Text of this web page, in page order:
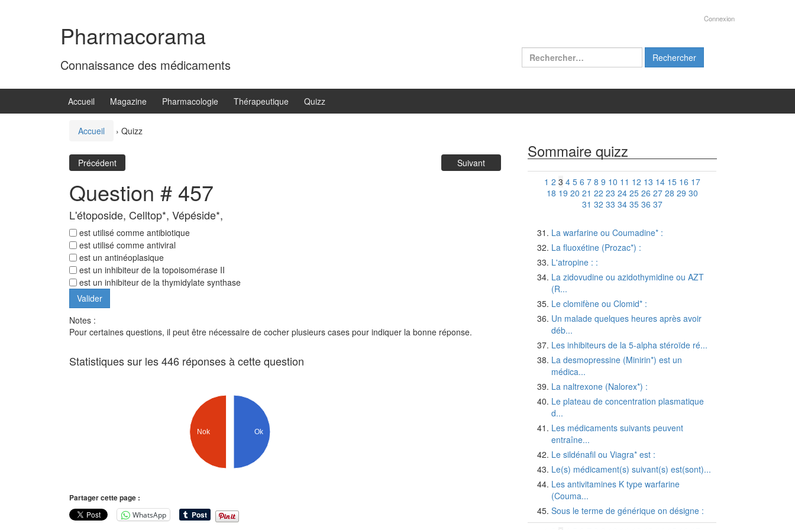
Pharmacorama
Connaissance des médicaments
Connexion
Rechercher :
Accueil Magazine Pharmacologie Thérapeutique Quizz
Accueil › Quizz
Précédent Suivant
Question # 457
L'étoposide, Celltop*, Vépéside*,
est utilisé comme antibiotique
est utilisé comme antiviral
est un antinéoplasique
est un inhibiteur de la topoisomérase II
est un inhibiteur de la thymidylate synthase
Notes :
Pour certaines questions, il peut être nécessaire de cocher plusieurs cases pour indiquer la bonne réponse.
Statistiques sur les 446 réponses à cette question
Nok Ok
Partager cette page :
WhatsApp
Sommaire quizz
1 2 3 4 5 6 7 8 9 10 11 12 13 14 15 16 17
18 19 20 21 22 23 24 25 26 27 28 29 30
31 32 33 34 35 36 37
La warfarine ou Coumadine* :
La fluoxétine (Prozac*) :
L'atropine : :
La zidovudine ou azidothymidine ou AZT
(R...
Le clomifène ou Clomid* :
Un malade quelques heures après avoir
déb...
Les inhibiteurs de la 5-alpha stéroïde ré...
La desmopressine (Minirin*) est un
médica...
La naltrexone (Nalorex*) :
Le plateau de concentration plasmatique
d...
Les médicaments suivants peuvent
entraîne...
Le sildénafil ou Viagra* est :
Le(s) médicament(s) suivant(s) est(sont)...
Les antivitamines K type warfarine
(Couma...
Sous le terme de générique on désigne :